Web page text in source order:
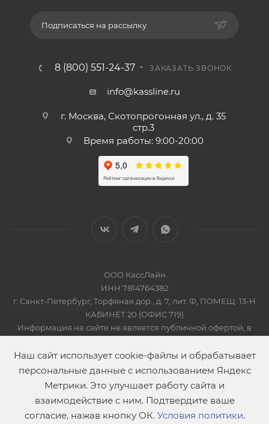
Подписаться на рассылку
8 (800) 551-24-37 ЗАКАЗАТЬ ЗВОНОК
info@kassline.ru
г. Москва, Скотопрогонная ул., д. 35
стр.3
Время работы: 9:00-20:00
ООО КассЛайн
ИНН 7814764382
г. Санкт-Петербург, Торфяная дор., д. 7, лит. Ф, ПОМЕЩ. 13-Н
КАБИНЕТ 20 (ОФИС 719)
Информация на сайте не является публичной офертой, в
2019-2026 © КАССЛАЙН
Наш сайт использует cookie-файлы и обрабатывает
персональные данные с использованием Яндекс
Метрики. Это улучшает работу сайта и
взаимодействие с ним. Подтвердите ваше
согласие, нажав кнопку ОК. Условия политики.